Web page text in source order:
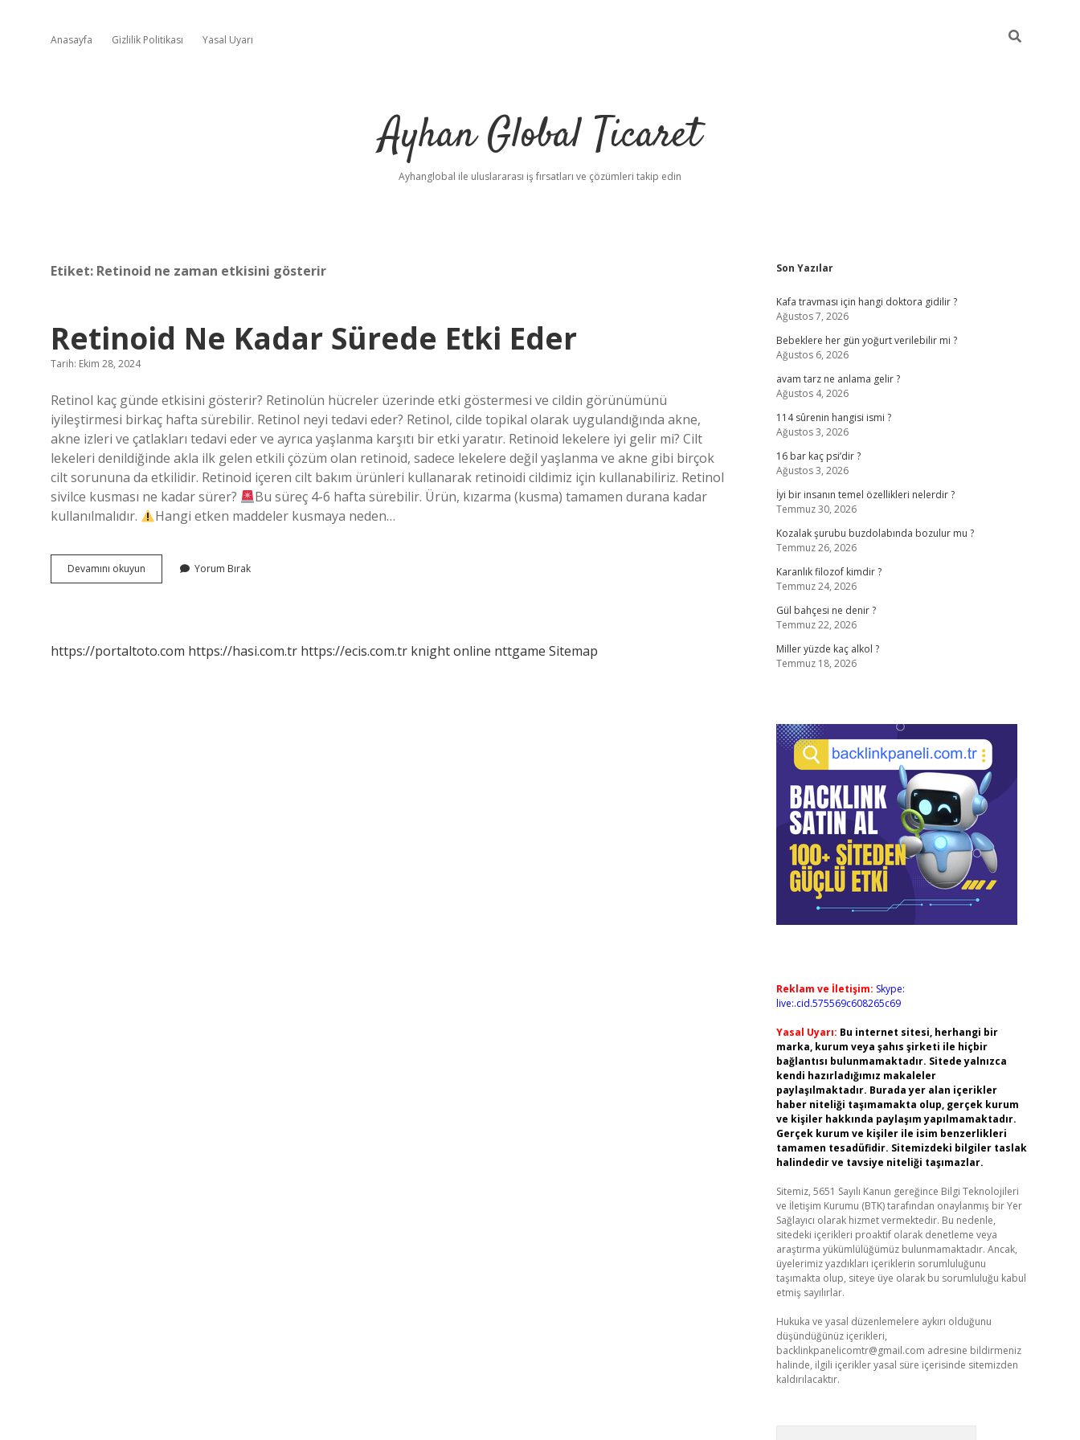
Anasayfa Gizlilik Politikası Yasal Uyarı
Ayhan Global Ticaret
Ayhanglobal ile uluslararası iş fırsatları ve çözümleri takip edin
Etiket: Retinoid ne zaman etkisini gösterir
Retinoid Ne Kadar Sürede Etki Eder
Tarih: Ekim 28, 2024
Retinol kaç günde etkisini gösterir? Retinolün hücreler üzerinde etki göstermesi ve cildin görünümünü
iyileştirmesi birkaç hafta sürebilir. Retinol neyi tedavi eder? Retinol, cilde topikal olarak uygulandığında akne,
akne izleri ve çatlakları tedavi eder ve ayrıca yaşlanma karşıtı bir etki yaratır. Retinoid lekelere iyi gelir mi? Cilt
lekeleri denildiğinde akla ilk gelen etkili çözüm olan retinoid, sadece lekelere değil yaşlanma ve akne gibi birçok
cilt sorununa da etkilidir. Retinoid içeren cilt bakım ürünleri kullanarak retinoidi cildimiz için kullanabiliriz. Retinol
sivilce kusması ne kadar sürer?
Bu süreç 4-6 hafta sürebilir. Ürün, kızarma (kusma) tamamen durana kadar
kullanılmalıdır.
Hangi etken maddeler kusmaya neden…
Devamını okuyun Retinoid
Ne
Yorum Bırak
https://portaltoto.com https://hasi.com.tr https://ecis.com.tr knight online nttgame Sitemap
Sidebar
Son Yazılar
Kafa travması için hangi doktora gidilir ?
Ağustos 7, 2026
Bebeklere her gün yoğurt verilebilir mi ?
Ağustos 6, 2026
avam tarz ne anlama gelir ?
Ağustos 4, 2026
114 sûrenin hangisi ismi ?
Ağustos 3, 2026
16 bar kaç psi’dir ?
Ağustos 3, 2026
İyi bir insanın temel özellikleri nelerdir ?
Temmuz 30, 2026
Kozalak şurubu buzdolabında bozulur mu ?
Temmuz 26, 2026
Karanlık filozof kimdir ?
Temmuz 24, 2026
Gül bahçesi ne denir ?
Temmuz 22, 2026
Miller yüzde kaç alkol ?
Temmuz 18, 2026
Reklam ve İletişim: Skype:
live:.cid.575569c608265c69
Yasal Uyarı: Bu internet sitesi, herhangi bir
marka, kurum veya şahıs şirketi ile hiçbir
bağlantısı bulunmamaktadır. Sitede yalnızca
kendi hazırladığımız makaleler
paylaşılmaktadır. Burada yer alan içerikler
haber niteliği taşımamakta olup, gerçek kurum
ve kişiler hakkında paylaşım yapılmamaktadır.
Gerçek kurum ve kişiler ile isim benzerlikleri
tamamen tesadüfidir. Sitemizdeki bilgiler taslak
halindedir ve tavsiye niteliği taşımazlar.
Sitemiz, 5651 Sayılı Kanun gereğince Bilgi Teknolojileri
ve İletişim Kurumu (BTK) tarafından onaylanmış bir Yer
Sağlayıcı olarak hizmet vermektedir. Bu nedenle,
sitedeki içerikleri proaktif olarak denetleme veya
araştırma yükümlülüğümüz bulunmamaktadır. Ancak,
üyelerimiz yazdıkları içeriklerin sorumluluğunu
taşımakta olup, siteye üye olarak bu sorumluluğu kabul
etmiş sayılırlar.
Hukuka ve yasal düzenlemelere aykırı olduğunu
düşündüğünüz içerikleri,
backlinkpanelicomtr@gmail.com adresine bildirmeniz
halinde, ilgili içerikler yasal süre içerisinde sitemizden
kaldırılacaktır.